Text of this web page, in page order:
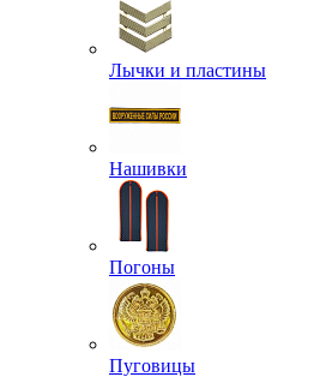
Лычки и пластины
Нашивки
Погоны
Пуговицы